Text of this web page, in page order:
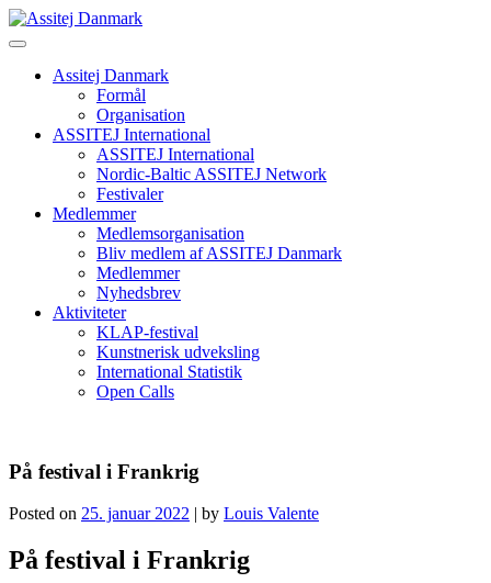
Skip
to
Assitej Danmark
Formål
Organisation
ASSITEJ International
ASSITEJ International
Nordic-Baltic ASSITEJ Network
Festivaler
Medlemmer
Medlemsorganisation
Bliv medlem af ASSITEJ Danmark
Medlemmer
Nyhedsbrev
Aktiviteter
KLAP-festival
Kunstnerisk udveksling
International Statistik
Open Calls
På festival i Frankrig
Posted on 25. januar 2022 | by Louis Valente
På festival i Frankrig